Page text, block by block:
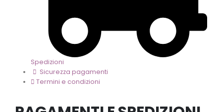
Spedizioni
Sicurezza pagamenti
Termini e condizioni